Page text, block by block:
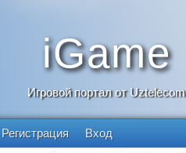
iGame
Игровой портал от Uztelecom
Регистрация Вход